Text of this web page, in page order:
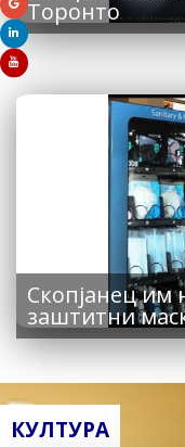
Торонто
Скопјанец им
заштитни
КУЛТУРА